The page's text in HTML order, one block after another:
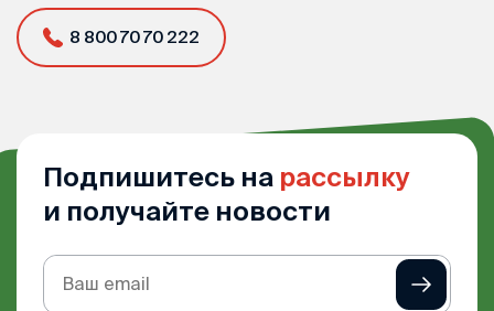
8 800 70 70 222
Подпишитесь на рассылку
и получайте новости
Подписка
на